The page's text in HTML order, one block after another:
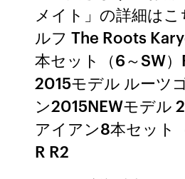
メイト」の詳細は
ルフ The Roots
本セット（6～SW
2015モデル ルーツ
ン2015NEWモデル
アイアン8本セット
R R2